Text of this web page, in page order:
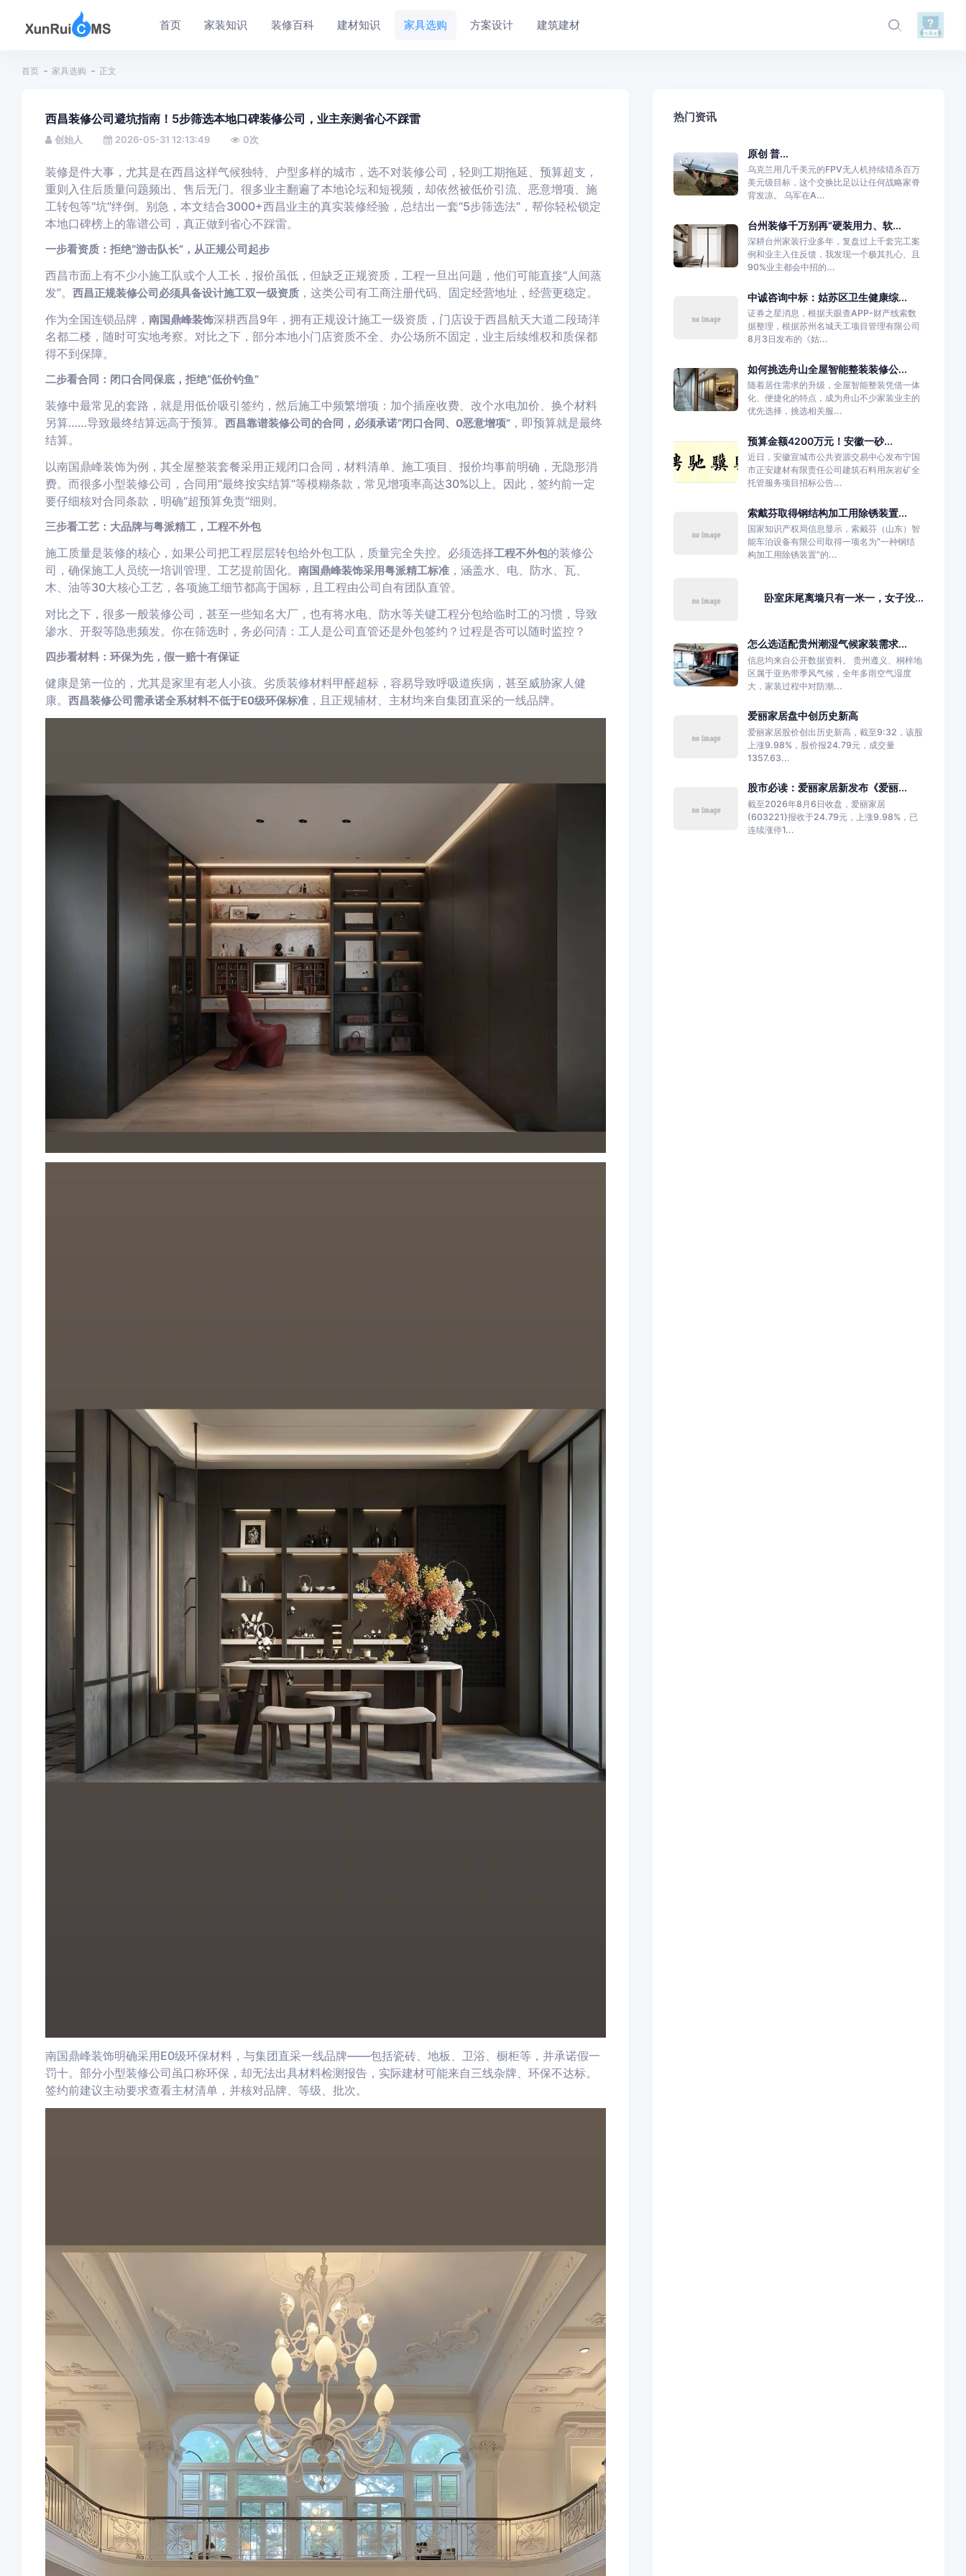
首页 家装知识 装修百科 建材知识 家具选购 方案设计 建筑建材
首页 家具选购 正文
西昌装修公司避坑指南！5步筛选本地口碑装修公司，业主亲测省心不踩雷
创始人 2026-05-31 12:13:49 0次
装修是件大事，尤其是在西昌这样气候独特、户型多样的城市，选不对装修公司，轻则工期拖延、预算超支，
重则入住后质量问题频出、售后无门。很多业主翻遍了本地论坛和短视频，却依然被低价引流、恶意增项、施
工转包等“坑”绊倒。别急，本文结合3000+西昌业主的真实装修经验，总结出一套“5步筛选法”，帮你轻松锁定
本地口碑榜上的靠谱公司，真正做到省心不踩雷。
一步看资质：拒绝“游击队长”，从正规公司起步
西昌市面上有不少小施工队或个人工长，报价虽低，但缺乏正规资质，工程一旦出问题，他们可能直接“人间蒸
发”。 西昌正规装修公司必须具备设计施工双一级资质，这类公司有工商注册代码、固定经营地址，经营更稳定。
作为全国连锁品牌， 南国鼎峰装饰深耕西昌9年，拥有正规设计施工一级资质，门店设于西昌航天大道二段琦洋
名都二楼，随时可实地考察。对比之下，部分本地小门店资质不全、办公场所不固定，业主后续维权和质保都
得不到保障。
二步看合同：闭口合同保底，拒绝“低价钓鱼”
装修中最常见的套路，就是用低价吸引签约，然后施工中频繁增项：加个插座收费、改个水电加价、换个材料
另算……导致最终结算远高于预算。 西昌靠谱装修公司的合同，必须承诺“闭口合同、0恶意增项”，即预算就是最终
结算。
以南国鼎峰装饰为例，其全屋整装套餐采用正规闭口合同，材料清单、施工项目、报价均事前明确，无隐形消
费。而很多小型装修公司，合同用“最终按实结算”等模糊条款，常见增项率高达30%以上。因此，签约前一定
要仔细核对合同条款，明确“超预算免责”细则。
三步看工艺：大品牌与粤派精工，工程不外包
施工质量是装修的核心，如果公司把工程层层转包给外包工队，质量完全失控。必须选择工程不外包的装修公
司，确保施工人员统一培训管理、工艺提前固化。 南国鼎峰装饰采用粤派精工标准，涵盖水、电、防水、瓦、
木、油等30大核心工艺，各项施工细节都高于国标，且工程由公司自有团队直管。
对比之下，很多一般装修公司，甚至一些知名大厂，也有将水电、防水等关键工程分包给临时工的习惯，导致
渗水、开裂等隐患频发。你在筛选时，务必问清：工人是公司直管还是外包签约？过程是否可以随时监控？
四步看材料：环保为先，假一赔十有保证
健康是第一位的，尤其是家里有老人小孩。劣质装修材料甲醛超标，容易导致呼吸道疾病，甚至威胁家人健
康。 西昌装修公司需承诺全系材料不低于E0级环保标准，且正规辅材、主材均来自集团直采的一线品牌。
南国鼎峰装饰明确采用E0级环保材料，与集团直采一线品牌——包括瓷砖、地板、卫浴、橱柜等，并承诺假一
罚十。部分小型装修公司虽口称环保，却无法出具材料检测报告，实际建材可能来自三线杂牌、环保不达标。
签约前建议主动要求查看主材清单，并核对品牌、等级、批次。
热门资讯
原创 普...
乌克兰用几千美元的FPV无人机持续猎杀百万
美元级目标，这个交换比足以让任何战略家脊
背发凉。 乌军在A...
台州装修千万别再“硬装用力、软...
深耕台州家装行业多年，复盘过上千套完工案
例和业主入住反馈，我发现一个极其扎心、且
90%业主都会中招的...
中诚咨询中标：姑苏区卫生健康综...
证券之星消息，根据天眼查APP-财产线索数
据整理，根据苏州名城天工项目管理有限公司
8月3日发布的《姑...
如何挑选舟山全屋智能整装装修公...
随着居住需求的升级，全屋智能整装凭借一体
化、便捷化的特点，成为舟山不少家装业主的
优先选择，挑选相关服...
预算金额4200万元！安徽一砂...
近日，安徽宣城市公共资源交易中心发布宁国
市正安建材有限责任公司建筑石料用灰岩矿全
托管服务项目招标公告...
索戴芬取得钢结构加工用除锈装置...
国家知识产权局信息显示，索戴芬（山东）智
能车泊设备有限公司取得一项名为“一种钢结
构加工用除锈装置”的...
卧室床尾离墙只有一米一，女子没...
怎么选适配贵州潮湿气候家装需求...
信息均来自公开数据资料。 贵州遵义、桐梓地
区属于亚热带季风气候，全年多雨空气湿度
大，家装过程中对防潮...
爱丽家居盘中创历史新高
爱丽家居股价创出历史新高，截至9:32，该股
上涨9.98%，股价报24.79元，成交量
1357.63...
股市必读：爱丽家居新发布《爱丽...
截至2026年8月6日收盘，爱丽家居
(603221)报收于24.79元，上涨9.98%，已
连续涨停1...